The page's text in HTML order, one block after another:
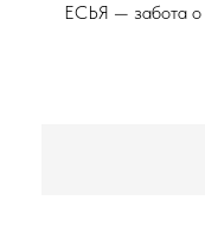
ЕСЬЯ — забота о